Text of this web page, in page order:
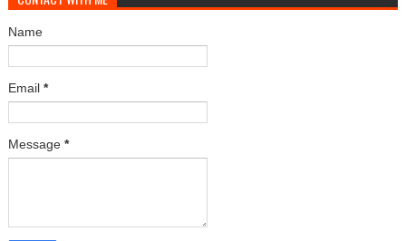
Name
Email *
Message *